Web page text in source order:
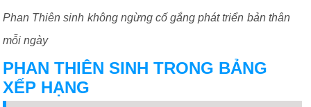
Phan Thiên sinh không ngừng cố gắng phát triển bản thân
mỗi ngày
PHAN THIÊN SINH TRONG BẢNG
XẾP HẠNG